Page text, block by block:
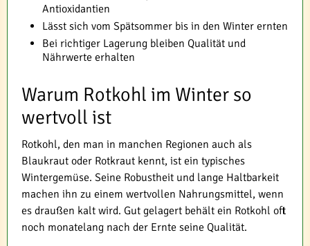
Antioxidantien
Lässt sich vom Spätsommer bis in den Winter ernten
Bei richtiger Lagerung bleiben Qualität und
Nährwerte erhalten
Warum Rotkohl im Winter so
wertvoll ist
Rotkohl, den man in manchen Regionen auch als
Blaukraut oder Rotkraut kennt, ist ein typisches
Wintergemüse. Seine Robustheit und lange Haltbarkeit
machen ihn zu einem wertvollen Nahrungsmittel, wenn
es draußen kalt wird. Gut gelagert behält ein Rotkohl oft
noch monatelang nach der Ernte seine Qualität.